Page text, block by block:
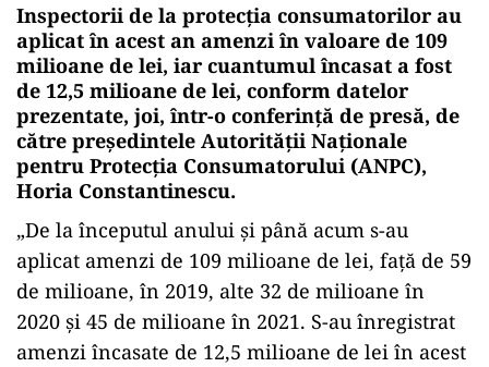
Inspectorii de la protecţia consumatorilor au
aplicat în acest an amenzi în valoare de 109
milioane de lei, iar cuantumul încasat a fost
de 12,5 milioane de lei, conform datelor
prezentate, joi, într-o conferinţă de presă, de
către preşedintele Autorităţii Naţionale
pentru Protecţia Consumatorului (ANPC),
Horia Constantinescu.
„De la începutul anului şi până acum s-au
aplicat amenzi de 109 milioane de lei, faţă de 59
de milioane, în 2019, alte 32 de milioane în
2020 şi 45 de milioane în 2021. S-au înregistrat
amenzi încasate de 12,5 milioane de lei în acest